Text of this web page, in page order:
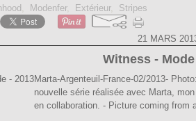
, Modenfer, Extérieur, Stripes
21 MARS
Witness -
Marta-Argenteuil-France-02/2013-
nouvelle série réalisée avec Marta,
en collaboration. - Picture coming from